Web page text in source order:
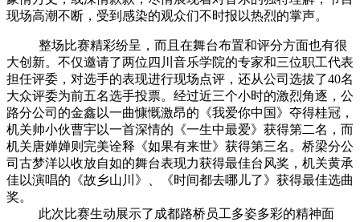
现场高潮不断，受到感染的观众们不时报以热烈的掌声。
整场比赛精彩纷呈，而且在舞台布置和评分方面也有很
大创新。不仅邀请了两位四川音乐学院的专家和三位职工代表
担任评委，对选手的表现进行现场点评，还从公司选拔了40名
大众评委为前五名选手投票。经过近三个小时的激烈角逐，公
路分公司的金鑫以一曲慷慨激昂的《我爱你中国》夺得桂冠，
机关帅小伙曹宇以一首深情的《一生中最爱》获得第二名，而
机关唐婵婵则完美诠释《如果有来世》获得第三名。 桥梁分公
司古梦洋以收放自如的舞台表现力获得最佳台风奖，机关黄承
佳以演唱的《故乡山川》、《时间都去哪儿了》获得最佳选曲
奖。
此次比赛生动展示了成都路桥员工多姿多彩的精神面